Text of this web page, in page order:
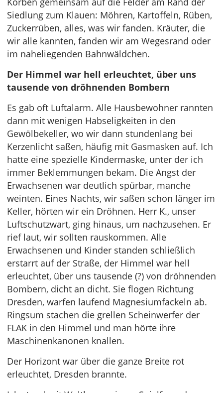
Siedlung zum Klauen: Möhren, Kartoffeln, Rüben,
Zuckerrüben, alles, was wir fanden. Kräuter, die
wir alle kannten, fanden wir am Wegesrand oder
im naheliegenden Bahnwäldchen.
Der Himmel war hell erleuchtet, über uns
tausende von dröhnenden Bombern
Es gab oft Luftalarm. Alle Hausbewohner rannten
dann mit wenigen Habseligkeiten in den
Gewölbekeller, wo wir dann stundenlang bei
Kerzenlicht saßen, häufig mit Gasmasken auf. Ich
hatte eine spezielle Kindermaske, unter der ich
immer Beklemmungen bekam. Die Angst der
Erwachsenen war deutlich spürbar, manche
weinten. Eines Nachts, wir saßen schon länger im
Keller, hörten wir ein Dröhnen. Herr K., unser
Luftschutzwart, ging hinaus, um nachzusehen. Er
rief laut, wir sollten rauskommen. Alle
Erwachsenen und Kinder standen schließlich
erstarrt auf der Straße, der Himmel war hell
erleuchtet, über uns tausende (?) von dröhnenden
Bombern, dicht an dicht. Sie flogen Richtung
Dresden, warfen laufend Magnesiumfackeln ab.
Ringsum stachen die grellen Scheinwerfer der
FLAK in den Himmel und man hörte ihre
Maschinenkanonen knallen.
Der Horizont war über die ganze Breite rot
erleuchtet, Dresden brannte.